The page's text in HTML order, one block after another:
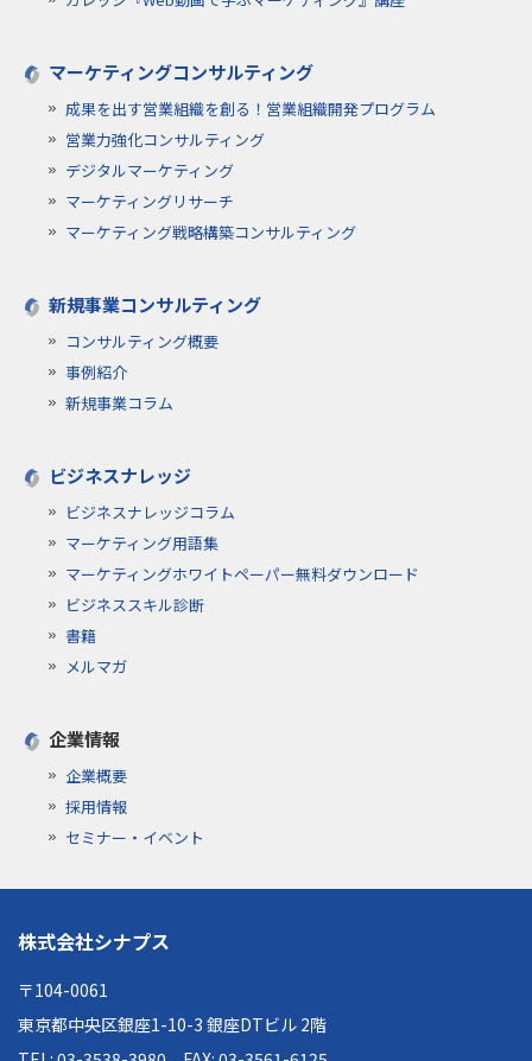
マーケティングコンサルティング
成果を出す営業組織を創る！営業組織開発プログラム
営業力強化コンサルティング
デジタルマーケティング
マーケティングリサーチ
マーケティング戦略構築コンサルティング
新規事業コンサルティング
コンサルティング概要
事例紹介
新規事業コラム
ビジネスナレッジ
ビジネスナレッジコラム
マーケティング用語集
マーケティングホワイトペーパー無料ダウンロード
ビジネススキル診断
書籍
メルマガ
企業情報
企業概要
採用情報
セミナー・イベント
株式会社シナプス
〒104-0061
東京都中央区銀座1-10-3 銀座DTビル 2階